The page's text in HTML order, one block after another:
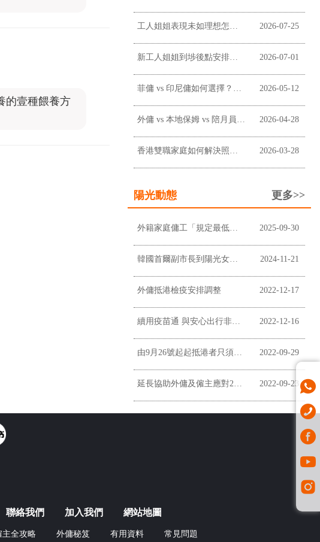
的壹種餵養方
工人姐姐表現未如理想怎麼辦？僱主溝通、改善及終止合約前懶人包 2026-07-25
新工人姐姐到埗後點安排？新手僱主工作分配懶人包 2026-07-01
菲傭 vs 印尼傭如何選擇？香港僱主常見考慮因素 2026-05-12
外傭 vs 本地保姆 vs 陪月員：香港家庭應如何選擇？ 2026-04-28
香港雙職家庭如何解決照顧問題？請外傭是否最適合？ 2026-03-28
陽光動態 更多>>
外籍家庭傭工「規定最低工資」上調至$5,100及膳食津貼維持不變 2025-09-30
韓國首爾副市長到陽光女傭中心進行企業拜訪 2024-11-21
外傭抵港檢疫安排調整 2022-12-17
續用疫苗通 與安心出行非掛鉤 2022-12-16
由9月26號起起抵港者只須居家監察三日 2022-09-29
延長協助外傭及僱主應對2019冠狀病毒病疫情 2022-09-23
聯絡我們 加入我們 網站地圖
主全攻略 外傭秘笈 有用資料 常見問題